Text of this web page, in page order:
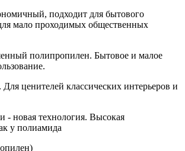
подходит для бытового
мало проходимых общественных
полипропилен. Бытовое и малое
ценителей классических интерьеров и
- новая технология. Высокая
у полиамида